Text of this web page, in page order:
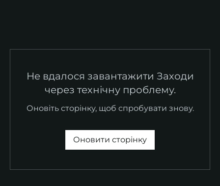
Не вдалося завантажити Заходи
через технічну проблему.
Оновіть сторінку, щоб спробувати знову.
Оновити сторінку